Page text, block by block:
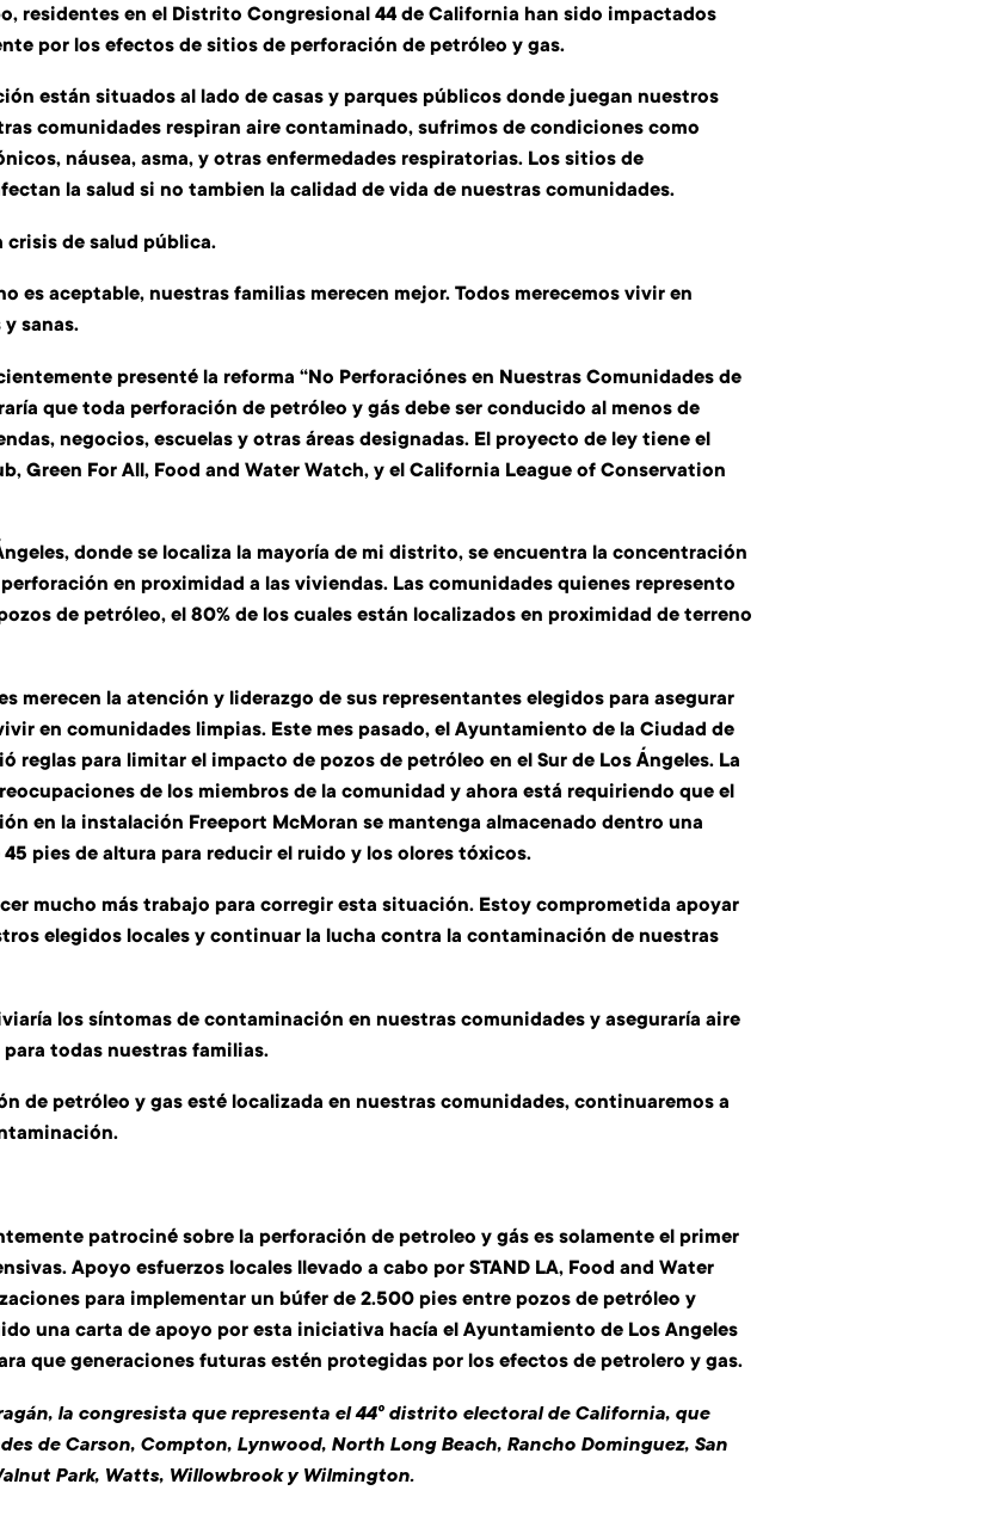
residentes en el Distrito Congresional 44 de California han sido impactados
por los efectos de sitios de perforación de petróleo y gas.
están situados al lado de casas y parques públicos donde juegan nuestros
comunidades respiran aire contaminado, sufrimos de condiciones como
náusea, asma, y otras enfermedades respiratorias. Los sitios de
la salud si no tambien la calidad de vida de nuestras comunidades.
crisis de salud pública.
es aceptable, nuestras familias merecen mejor. Todos merecemos vivir en
sanas.
presenté la reforma “No Perforaciónes en Nuestras Comunidades de
que toda perforación de petróleo y gás debe ser conducido al menos de
negocios, escuelas y otras áreas designadas. El proyecto de ley tiene el
Green For All, Food and Water Watch, y el California League of Conservation
donde se localiza la mayoría de mi distrito, se encuentra la concentración
en proximidad a las viviendas. Las comunidades quienes represento
de petróleo, el 80% de los cuales están localizados en proximidad de terreno
merecen la atención y liderazgo de sus representantes elegidos para asegurar
en comunidades limpias. Este mes pasado, el Ayuntamiento de la Ciudad de
reglas para limitar el impacto de pozos de petróleo en el Sur de Los Ángeles. La
de los miembros de la comunidad y ahora está requiriendo que el
en la instalación Freeport McMoran se mantenga almacenado dentro una
pies de altura para reducir el ruido y los olores tóxicos.
mucho más trabajo para corregir esta situación. Estoy comprometida apoyar
elegidos locales y continuar la lucha contra la contaminación de nuestras
los síntomas de contaminación en nuestras comunidades y aseguraría aire
todas nuestras familias.
de petróleo y gas esté localizada en nuestras comunidades, continuaremos a
patrociné sobre la perforación de petroleo y gás es solamente el primer
Apoyo esfuerzos locales llevado a cabo por STAND LA, Food and Water
para implementar un búfer de 2.500 pies entre pozos de petróleo y
una carta de apoyo por esta iniciativa hacía el Ayuntamiento de Los Angeles
que generaciones futuras estén protegidas por los efectos de petrolero y gas.
la congresista que representa el 44º distrito electoral de California, que
de Carson, Compton, Lynwood, North Long Beach, Rancho Dominguez, San
Park, Watts, Willowbrook y Wilmington.